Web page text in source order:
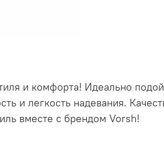
и комфорта! Идеально
и легкость надевания.
вместе с брендом Vorsh!